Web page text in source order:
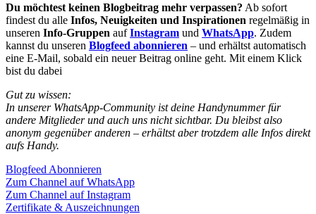
Du möchtest keinen Blogbeitrag mehr verpassen? Ab sofort
findest du alle Infos, Neuigkeiten und Inspirationen regelmäßig in
unseren Info-Gruppen aufInstagram und WhatsApp. Zudem
kannst du unseren Blogfeed abonnieren – und erhältst automatisch
eine E-Mail, sobald ein neuer Beitrag online geht. Mit einem Klick
bist du dabei
Gut zu wissen:
In unserer WhatsApp-Community ist deine Handynummer für
andere Mitglieder und auch uns nicht sichtbar. Du bleibst also
anonym gegenüber anderen – erhältst aber trotzdem alle Infos direkt
aufs Handy.
Blogfeed Abonnieren
Zum Channel auf WhatsApp
Zum Channel auf Instagram
Zertifikate & Auszeichnungen